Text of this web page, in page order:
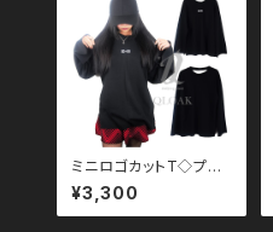
ミニロゴカットT◇プル
オーバー qto210002
大きいサイズ ユニセック
ス ビッグシルエット オ
¥3,300